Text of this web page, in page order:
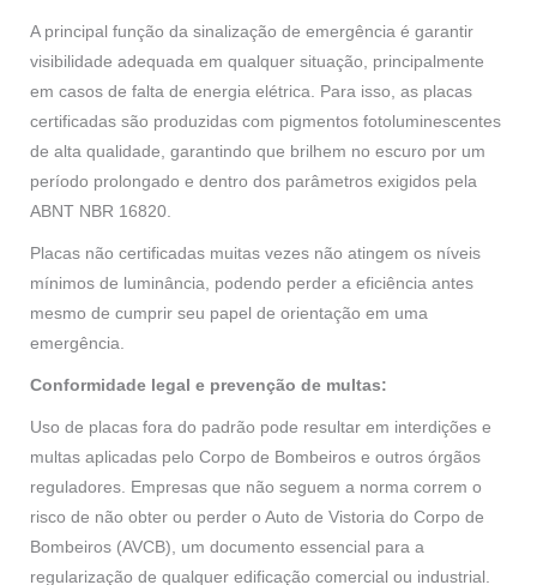
A principal função da sinalização de emergência é garantir
visibilidade adequada em qualquer situação, principalmente
em casos de falta de energia elétrica. Para isso, as placas
certificadas são produzidas com pigmentos fotoluminescentes
de alta qualidade, garantindo que brilhem no escuro por um
período prolongado e dentro dos parâmetros exigidos pela
ABNT NBR 16820.
Placas não certificadas muitas vezes não atingem os níveis
mínimos de luminância, podendo perder a eficiência antes
mesmo de cumprir seu papel de orientação em uma
emergência.
Conformidade legal e prevenção de multas:
Uso de placas fora do padrão pode resultar em interdições e
multas aplicadas pelo Corpo de Bombeiros e outros órgãos
reguladores. Empresas que não seguem a norma correm o
risco de não obter ou perder o Auto de Vistoria do Corpo de
Bombeiros (AVCB), um documento essencial para a
regularização de qualquer edificação comercial ou industrial.